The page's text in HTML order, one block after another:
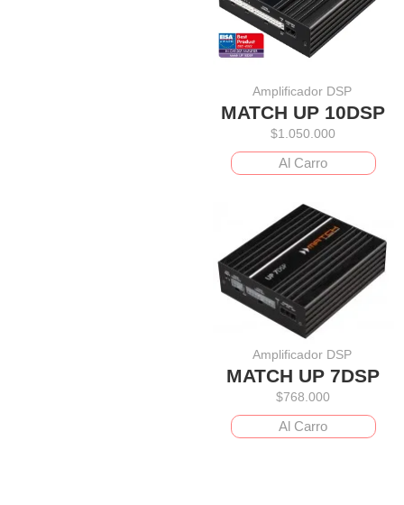
Amplificador DSP
MATCH UP 10DSP
$1.050.000
Al Carro
Amplificador DSP
MATCH UP 7DSP
$768.000
Al Carro